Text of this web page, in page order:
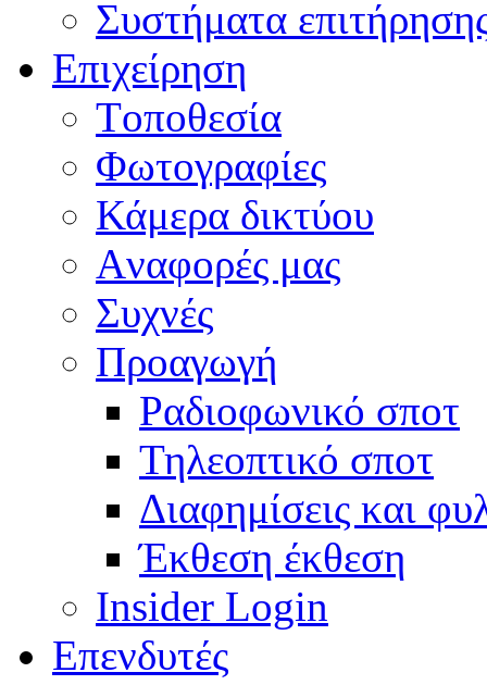
Συστήματα
Επιχείρηση
Tοποθεσία
Φωτογραφίες
Κάμερα δικτύου
Aναφορές μας
Συχνές
Προαγωγή
Ραδιοφωνικό σποτ
Τηλεοπτικό σποτ
Διαφημίσεις και
Έκθεση έκθεση
Insider Login
Επενδυτές